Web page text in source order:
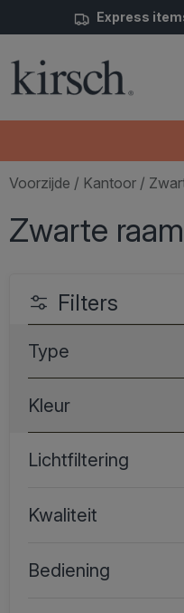
Express
Voorzijde / Kantoor /
Zwarte
Filters
Type
Kleur
Lichtfiltering
Kwaliteit
Bediening